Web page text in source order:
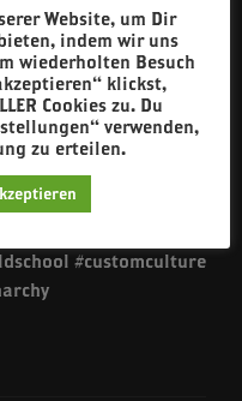
Mal geht auch
#customculture
Website, um Dir
indem wir uns
wiederholten Besuch
klickst,
Cookies zu. Du
verwenden,
zu erteilen.